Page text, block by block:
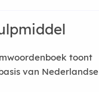
toont
van Nederlandse